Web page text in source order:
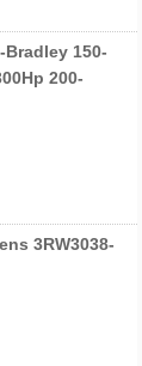
150-
200-
3RW3038-